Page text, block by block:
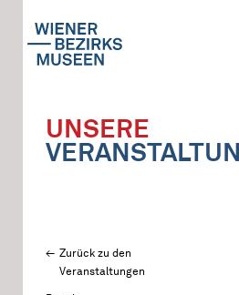
UNSERE
Zurück zu den
Veranstaltungen